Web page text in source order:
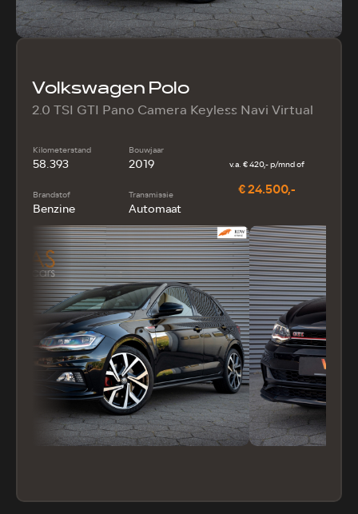
Volkswagen Polo
2.0 TSI GTI Pano Camera Keyless Navi Virtual
Kilometerstand
58.393
Bouwjaar
2019
Brandstof
Benzine
Transmissie
Automaat
v.a. € 420,- p/mnd of
€ 24.500,-